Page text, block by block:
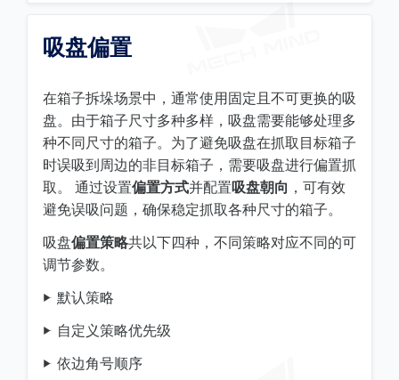
吸盘偏置
在箱子拆垛场景中，通常使用固定且不可更换的吸
盘。由于箱子尺寸多种多样，吸盘需要能够处理多
种不同尺寸的箱子。为了避免吸盘在抓取目标箱子
时误吸到周边的非目标箱子，需要吸盘进行偏置抓
取。 通过设置偏置方式并配置吸盘朝向 ，可有效
避免误吸问题，确保稳定抓取各种尺寸的箱子。
吸盘偏置策略共以下四种，不同策略对应不同的可
调节参数。
默认策略
自定义策略优先级
依边角号顺序